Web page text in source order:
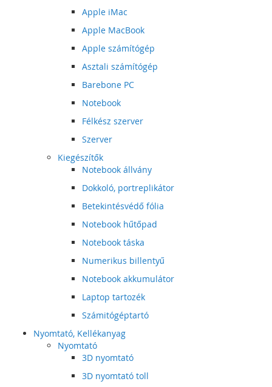
Apple iMac
Apple MacBook
Apple számítógép
Asztali számítógép
Barebone PC
Notebook
Félkész szerver
Szerver
Kiegészítők
Notebook állvány
Dokkoló, portreplikátor
Betekintésvédő fólia
Notebook hűtőpad
Notebook táska
Numerikus billentyű
Notebook akkumulátor
Laptop tartozék
Számitógéptartó
Nyomtató, Kellékanyag
Nyomtató
3D nyomtató
3D nyomtató toll